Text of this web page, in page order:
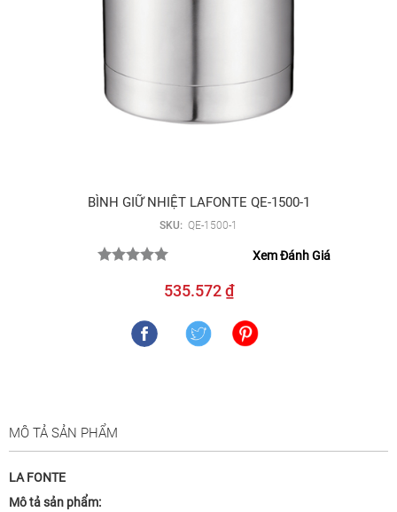
BÌNH GIỮ NHIỆT LAFONTE QE-1500-1
SKU: QE-1500-1
Xem Đánh Giá
535.572 ₫
MÔ TẢ SẢN PHẨM
LA FONTE
Mô tả sản phẩm: